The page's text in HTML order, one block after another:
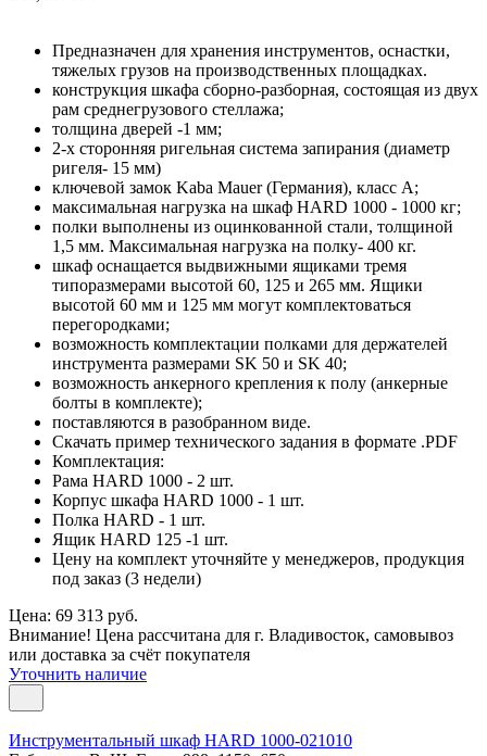
Предназначен для хранения инструментов, оснастки,
тяжелых грузов на производственных площадках.
конструкция шкафа сборно-разборная, состоящая из двух
рам среднегрузового стеллажа;
толщина дверей -1 мм;
2-х сторонняя ригельная система запирания (диаметр
ригеля- 15 мм)
ключевой замок Kaba Mauer (Германия), класс A;
максимальная нагрузка на шкаф HARD 1000 - 1000 кг;
полки выполнены из оцинкованной стали, толщиной
1,5 мм. Максимальная нагрузка на полку- 400 кг.
шкаф оснащается выдвижными ящиками тремя
типоразмерами высотой 60, 125 и 265 мм. Ящики
высотой 60 мм и 125 мм могут комплектоваться
перегородками;
возможность комплектации полками для держателей
инструмента размерами SK 50 и SK 40;
возможность анкерного крепления к полу (анкерные
болты в комплекте);
поставляются в разобранном виде.
Скачать пример технического задания в формате .PDF
Комплектация:
Рама HARD 1000 - 2 шт.
Корпус шкафа HARD 1000 - 1 шт.
Полка HARD - 1 шт.
Ящик HARD 125 -1 шт.
Цену на комплект уточняйте у менеджеров, продукция
под заказ (3 недели)
Цена: 69 313 руб.
Внимание! Цена рассчитана для г. Владивосток, самовывоз
или доставка за счёт покупателя
Уточнить наличие
Инструментальный шкаф HARD 1000-021010